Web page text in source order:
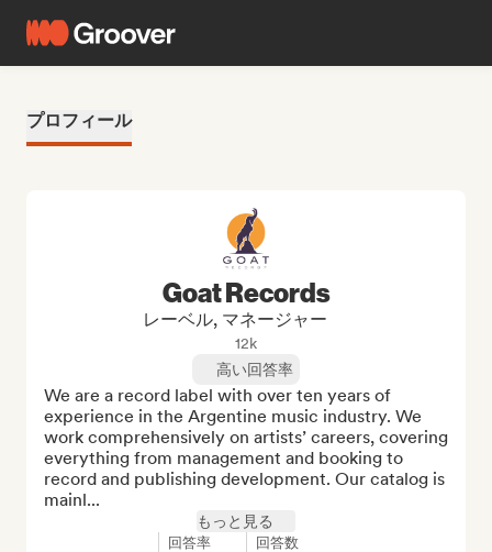
プロフィール
Goat Records
レーベル, マネージャー
12k
高い回答率
We are a record label with over ten years of
experience in the Argentine music industry. We
work comprehensively on artists’ careers, covering
everything from management and booking to
record and publishing development. Our catalog is
mainl...
もっと見る
回答率 回答数